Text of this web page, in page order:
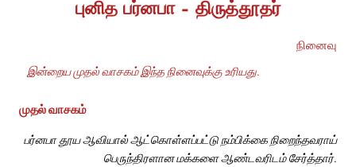
புனித பர்னபா – திருத்தூதர்
நினைவு
இன்றைய முதல் வாசகம் இந்த நினைவுக்கு உரியது.
முதல் வாசகம்
பர்னபா தூய ஆவியால் ஆட்கொள்ளப்பட்டு நம்பிக்கை நிறைந்தவராய்
பெருந்திரளான மக்களை ஆண்டவரிடம் சேர்த்தார்.